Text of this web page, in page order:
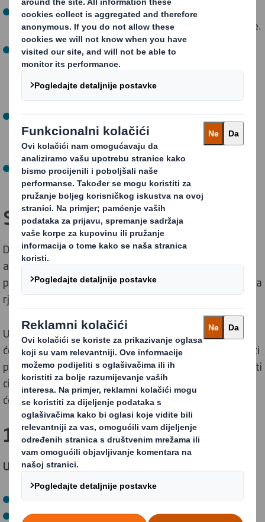
Povjerenje:Uvijek pouzdano ispunjavamo svoje obveze.
Postavljanje izazova:Rado jedni drugima postavljamo
rješenja za napredovanje.
Brza reakcija:Tražimo nove ideje i shvaćanja te brzo
reagiramo na nove prilike.
Ustrajnost:Kod nas nema nedovršenog posla.
Strateški ciljevi
DS Smith ima za cilj postati vodeći dobavljač održivih
ambalažnih rješenja. Želimo biti pouzdan i strateški
partner našim kupcima, pružajući inovativna ambalažna
rješenja za sve njihove potrebe.
Usredotočujući se na naše strateške ciljeve, osigurat
ćemo atraktivne povrate našim dioničarima i zadovoljiti
potrebe svih naših sudionika. U nastavku možete vidjeti
ciljeve koje smo si postavili, kao i obećanja o tome kako
ćemo ih postići.
1. cilj: Oduševiti naše kupce
U 2018/19. godini smo postigli:
Rast količina, veći od rasta tržišta
Otvorenje pet novih PackRight centara